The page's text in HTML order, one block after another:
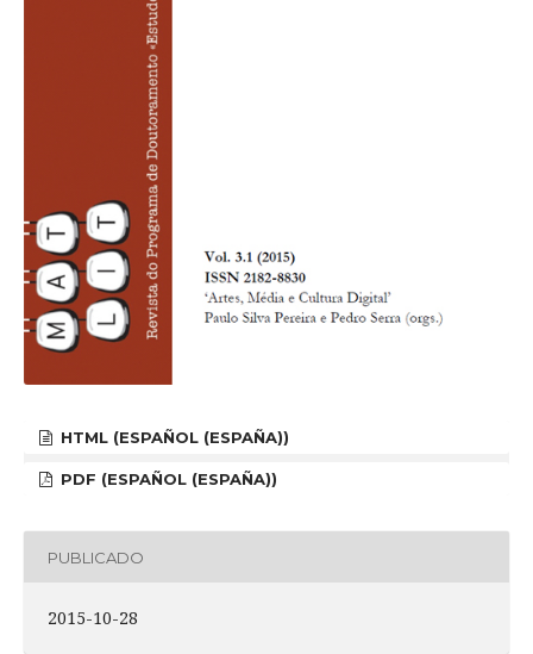
HTML (ESPAÑOL (ESPAÑA))
PDF (ESPAÑOL (ESPAÑA))
PUBLICADO
2015-10-28